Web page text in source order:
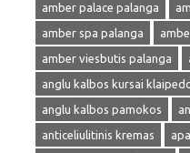
amber palace palanga
amber spa palanga
amber viesbutis palanga
anglu kalbos kursai
anglu kalbos pamokos
anticeliulitinis kremas